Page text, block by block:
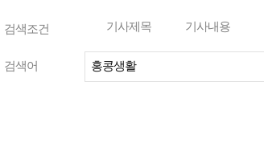
검색조건 기사제목 기사내용
검색어